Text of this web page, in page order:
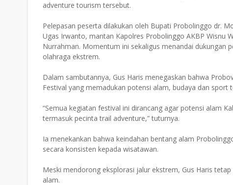
adventure tourism tersebut.
Pelepasan peserta dilakukan oleh Bupati Probolinggo dr.
Ugas Irwanto, mantan Kapolres Probolinggo AKBP Wisnu
Nurrahman. Momentum ini sekaligus menandai dukungan
olahraga ekstrem.
Dalam sambutannya, Gus Haris menegaskan bahwa
Festival yang memadukan potensi alam, budaya dan sport
“Semua kegiatan festival ini dirancang agar potensi alam
termasuk pecinta trail adventure,” tuturnya.
Ia menekankan bahwa keindahan bentang alam
secara konsisten kepada wisatawan.
Meski mendorong eksplorasi jalur ekstrem, Gus Haris
alam.